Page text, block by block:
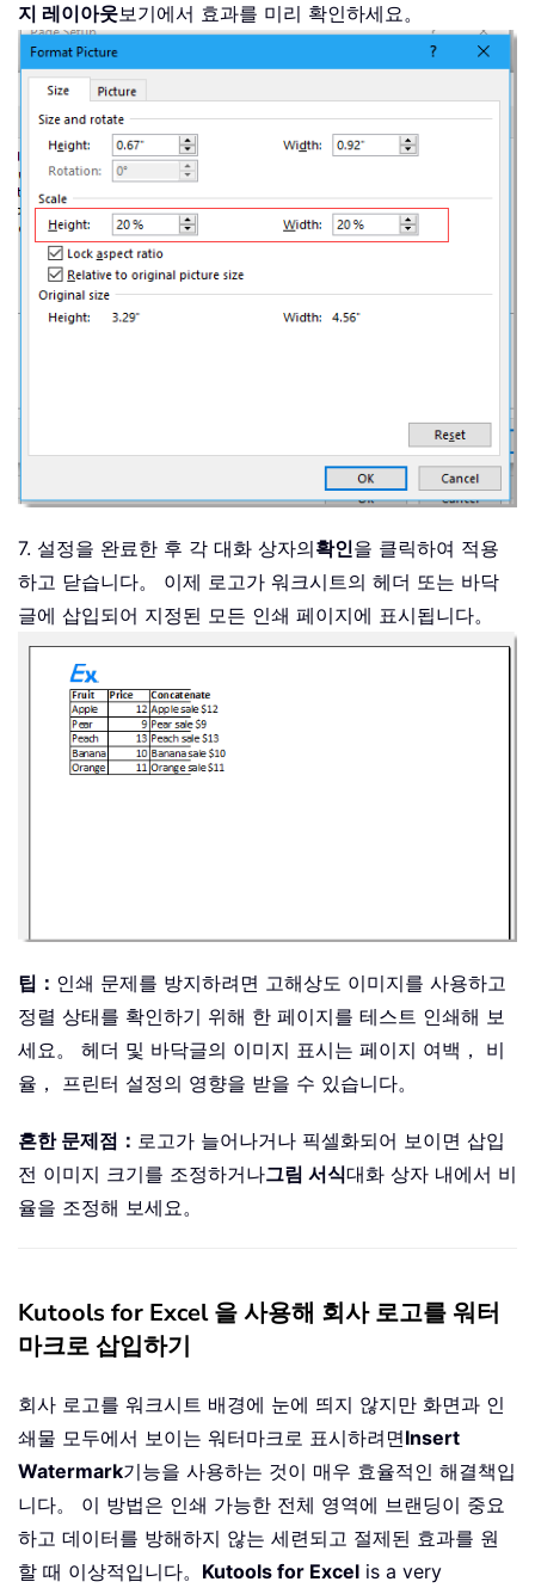
지 레이아웃보기에서 효과를 미리 확인하세요。
7. 설정을 완료한 후 각 대화 상자의확인을 클릭하여 적용
하고 닫습니다。 이제 로고가 워크시트의 헤더 또는 바닥
글에 삽입되어 지정된 모든 인쇄 페이지에 표시됩니다。
팁： 인쇄 문제를 방지하려면 고해상도 이미지를 사용하고
정렬 상태를 확인하기 위해 한 페이지를 테스트 인쇄해 보
세요。 헤더 및 바닥글의 이미지 표시는 페이지 여백， 비
율， 프린터 설정의 영향을 받을 수 있습니다。
흔한 문제점： 로고가 늘어나거나 픽셀화되어 보이면 삽입
전 이미지 크기를 조정하거나그림 서식대화 상자 내에서 비
율을 조정해 보세요。
Kutools for Excel 을 사용해 회사 로고를 워터
마크로 삽입하기
회사 로고를 워크시트 배경에 눈에 띄지 않지만 화면과 인
쇄물 모두에서 보이는 워터마크로 표시하려면Insert
Watermark기능을 사용하는 것이 매우 효율적인 해결책입
니다。 이 방법은 인쇄 가능한 전체 영역에 브랜딩이 중요
하고 데이터를 방해하지 않는 세련되고 절제된 효과를 원
할 때 이상적입니다。 Kutools for Excel is a very